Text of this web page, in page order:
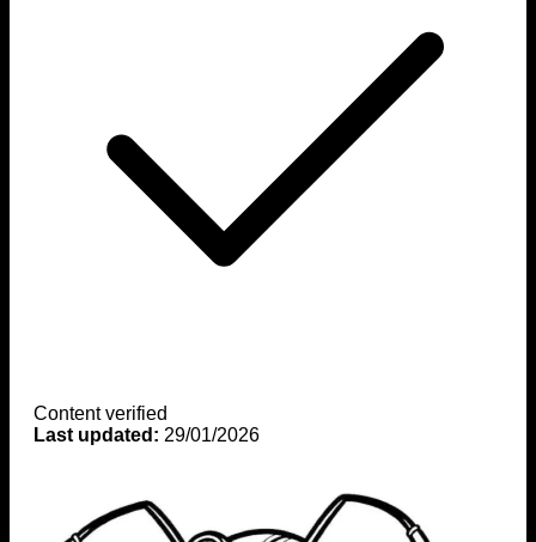
Content verified
Last updated: 29/01/2026